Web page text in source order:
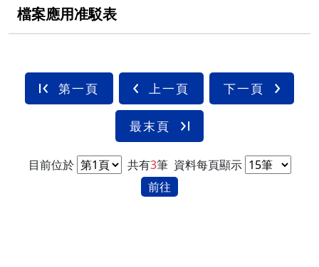
檔案應用准駁表
第一頁 上一頁 下一頁
最末頁
目前位於 共有3筆 資料每頁顯示
前往